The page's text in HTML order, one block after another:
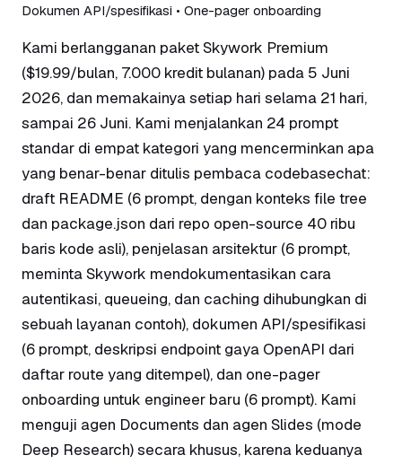
Dokumen API/spesifikasi • One-pager onboarding
Kami berlangganan paket Skywork Premium
($19.99/bulan, 7.000 kredit bulanan) pada 5 Juni
2026, dan memakainya setiap hari selama 21 hari,
sampai 26 Juni. Kami menjalankan 24 prompt
standar di empat kategori yang mencerminkan apa
yang benar-benar ditulis pembaca codebasechat:
draft README (6 prompt, dengan konteks file tree
dan package.json dari repo open-source 40 ribu
baris kode asli), penjelasan arsitektur (6 prompt,
meminta Skywork mendokumentasikan cara
autentikasi, queueing, dan caching dihubungkan di
sebuah layanan contoh), dokumen API/spesifikasi
(6 prompt, deskripsi endpoint gaya OpenAPI dari
daftar route yang ditempel), dan one-pager
onboarding untuk engineer baru (6 prompt). Kami
menguji agen Documents dan agen Slides (mode
Deep Research) secara khusus, karena keduanya